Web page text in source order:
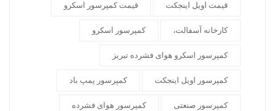
قیمت اویل اینجکت قیمت کمپرسور اسکرو
کارخانه آسفالت، کمپرسور اسکرو
کمپرسور اسکرو هوای فشرده تبریز
کمپرسور اویل اینجکت کمپرسور پمپ باد
کمپرسور صنعتی کمپرسور هوای فشرده